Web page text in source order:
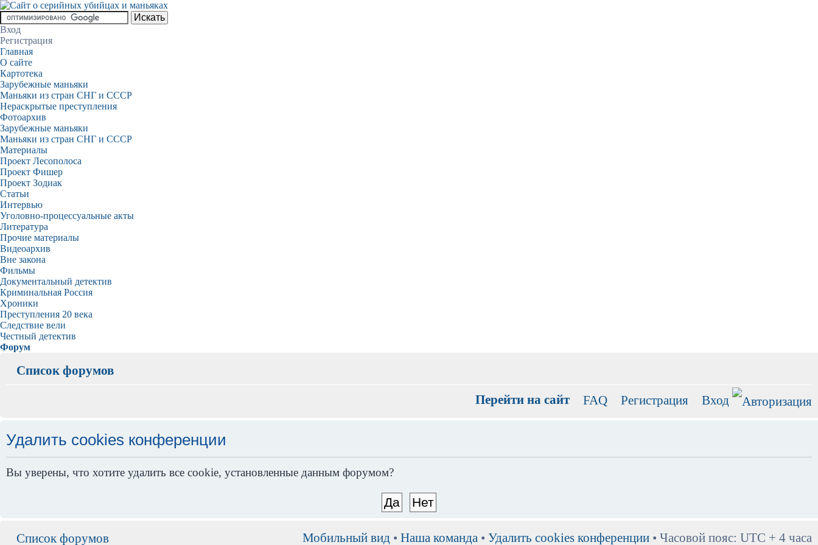
Вход
Регистрация
Главная
О сайте
Картотека
Зарубежные маньяки
Маньяки из стран СНГ и СССР
Нераскрытые преступления
Фотоархив
Зарубежные маньяки
Маньяки из стран СНГ и СССР
Материалы
Проект Лесополоса
Проект Фишер
Проект Зодиак
Статьи
Интервью
Уголовно-процессуальные акты
Литература
Прочие материалы
Видеоархив
Вне закона
Фильмы
Документальный детектив
Криминальная Россия
Хроники
Преступления 20 века
Следствие вели
Честный детектив
Форум
Список форумов
Перейти на сайт FAQ Регистрация Вход
Удалить cookies конференции
Вы уверены, что хотите удалить все cookie, установленные данным форумом?
Список форумов Мобильный вид • Наша команда • Удалить cookies конференции • Часовой пояс: UTC + 4 часа